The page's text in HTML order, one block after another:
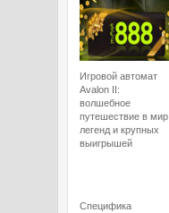
Игровой автомат
Avalon II:
волшебное
путешествие в мир
легенд и крупных
выигрышей
Специфика